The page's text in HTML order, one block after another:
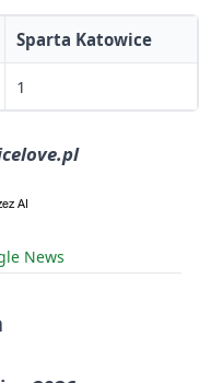
Sparta Katowice
1
News